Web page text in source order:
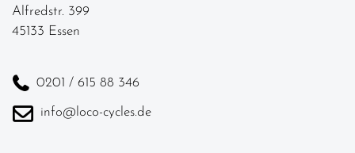
Alfredstr. 399
45133 Essen
0201 / 615 88 346
info@loco-cycles.de